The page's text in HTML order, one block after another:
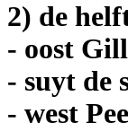
2) de
- oost
- suyt de
- west